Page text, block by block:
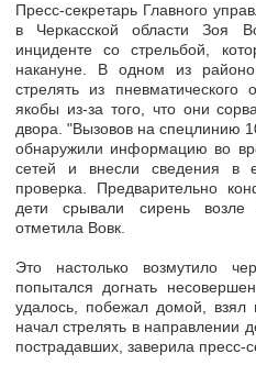
Пресс-секретарь Главного
в Черкасской области Зоя
инциденте со стрельбой,
накануне. В одном из
стрелять из
якобы из-за того, что они
двора. "Вызовов на спецлинию
обнаружили информацию во
сетей и внесли сведения в
проверка. Предварительно
дети срывали сирень возле
отметила Вовк.
Это настолько возмутило
попытался догнать
удалось, побежал домой, взял
начал стрелять в направлении
пострадавших, заверила пресс-